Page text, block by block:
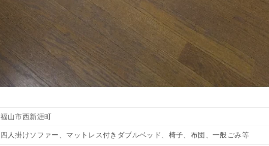
福山市西新涯町
四人掛けソファー、マットレス付きダブルベッド、椅子、布団、一般ごみ等